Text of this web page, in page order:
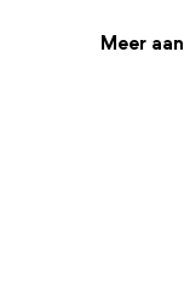
je spieren weer
Meer